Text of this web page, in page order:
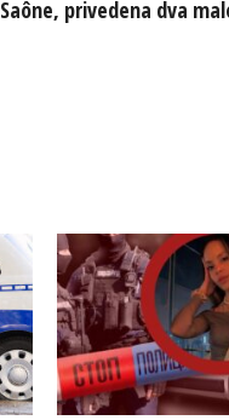
Saône, privedena dva